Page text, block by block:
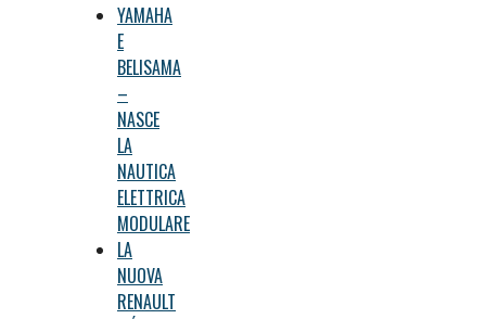
YAMAHA
E
BELISAMA
–
NASCE
LA
NAUTICA
ELETTRICA
MODULARE
LA
NUOVA
RENAULT